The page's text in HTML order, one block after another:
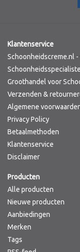
Fusion Meso
PCA SKINCARE
Ekseption Skincare
Blog
Klantenservice
Schoonheidscreme.nl
Schoonheidsspecialiste
Groothandel voor
Verzenden &
Algemene
Privacy Policy
Betaalmethoden
Klantenservice
Disclaimer
Producten
Alle producten
Nieuwe producten
Aanbiedingen
Merken
Tags